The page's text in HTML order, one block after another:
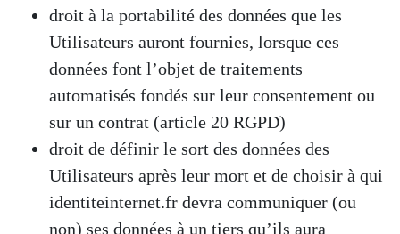
droit à la portabilité des données que les
Utilisateurs auront fournies, lorsque ces
données font l’objet de traitements
automatisés fondés sur leur consentement ou
sur un contrat (article 20 RGPD)
droit de définir le sort des données des
Utilisateurs après leur mort et de choisir à qui
identiteinternet.fr devra communiquer (ou
non) ses données à un tiers qu’ils aura